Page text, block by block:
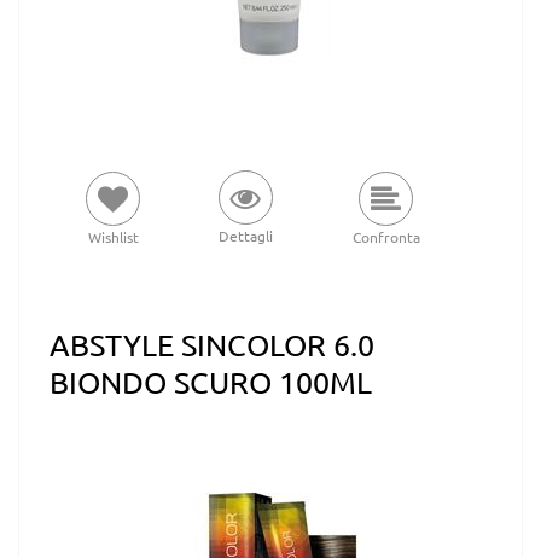
Wishlist Dettagli Confronta
ABSTYLE SINCOLOR 6.0
BIONDO SCURO 100ML